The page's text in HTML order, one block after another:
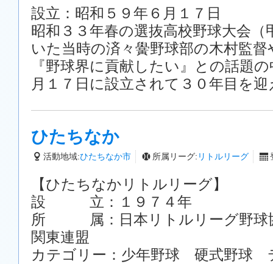
設立：昭和５９年６月１７日
昭和３３年春の選抜高校野球大会（
いた当時の済々黌野球部の木村監
『野球界に貢献したい』との話題
月１７日に設立されて３０年目を
ひたちなか
活動地域:ひたちなか市 所属リーグ: リトルリーグ
【ひたちなかリトルリーグ】
設 立：１９７４年
所 属：日本リトルリーグ野球
関東連盟
カテゴリー：少年野球 硬式野球